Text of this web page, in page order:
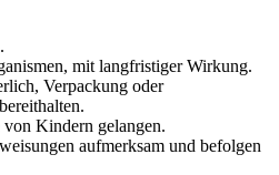
mit langfristiger Wirkung.
Verpackung oder
Kindern gelangen.
aufmerksam und befolgen